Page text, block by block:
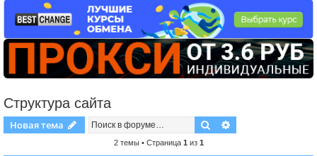
Структура сайта
Новая тема Поиск
2 темы • Страница 1 из 1